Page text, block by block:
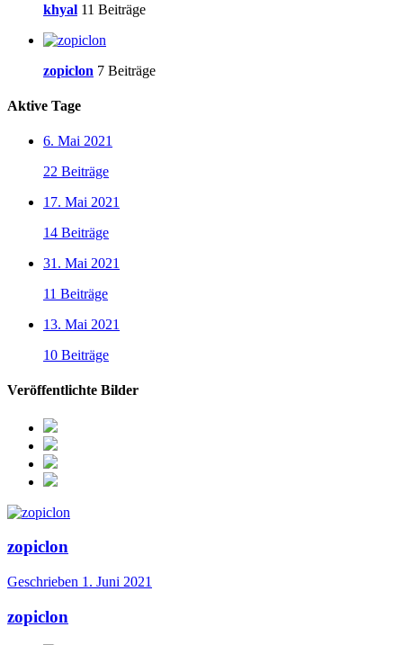
khyal 11 Beiträge
zopiclon 7 Beiträge
Aktive Tage
6. Mai 2021
22 Beiträge
17. Mai 2021
14 Beiträge
31. Mai 2021
11 Beiträge
13. Mai 2021
10 Beiträge
Veröffentlichte Bilder
zopiclon
Geschrieben 1. Juni 2021
zopiclon